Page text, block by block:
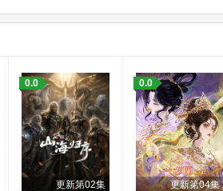
更新第02集
0.0
更新第04集
0.0